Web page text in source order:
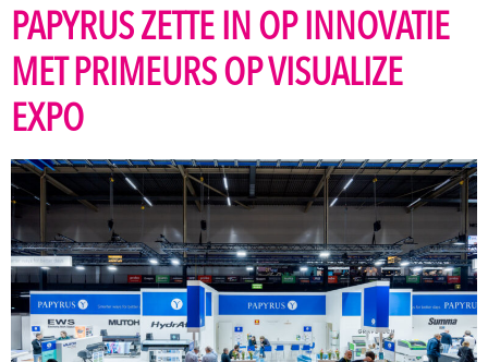
PAPYRUS ZETTE IN OP INNOVATIE
MET PRIMEURS OP VISUALIZE
EXPO